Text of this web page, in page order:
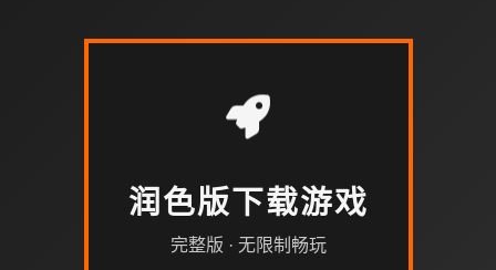
润色版下载游戏
完整版 · 无限制畅玩